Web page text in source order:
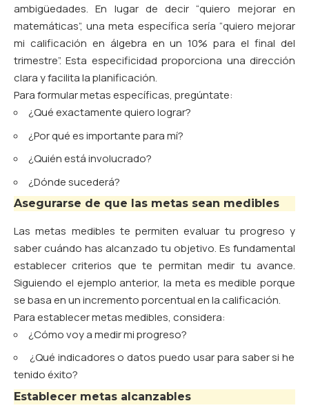
ambigüedades. En lugar de decir “quiero mejorar en
matemáticas”, una meta específica sería “quiero mejorar
mi calificación en álgebra en un 10% para el final del
trimestre”. Esta especificidad proporciona una dirección
clara y facilita la planificación.
Para formular metas específicas, pregúntate:
¿Qué exactamente quiero lograr?
¿Por qué es importante para mí?
¿Quién está involucrado?
¿Dónde sucederá?
Asegurarse de que las metas sean medibles
Las metas medibles te permiten evaluar tu progreso y
saber cuándo has alcanzado tu objetivo. Es fundamental
establecer criterios que te permitan medir tu avance.
Siguiendo el ejemplo anterior, la meta es medible porque
se basa en un incremento porcentual en la calificación.
Para establecer metas medibles, considera:
¿Cómo voy a medir mi progreso?
¿Qué indicadores o datos puedo usar para saber si he
tenido éxito?
Establecer metas alcanzables